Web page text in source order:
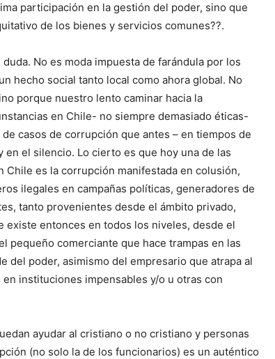
participación en la gestión del poder, sino que
de los bienes y servicios comunes??.
No es moda impuesta de farándula por los
hecho social tanto local como ahora global. No
porque nuestro lento caminar hacia la
en Chile- no siempre demasiado éticas-
casos de corrupción que antes – en tiempos de
el silencio. Lo cierto es que hoy una de las
es la corrupción manifestada en colusión,
ilegales en campañas políticas, generadores de
tanto provenientes desde el ámbito privado,
entonces en todos los niveles, desde el
pequeño comerciante que hace trampas en las
del poder, asimismo del empresario que atrapa al
instituciones impensables y/o u otras con
ayudar al cristiano o no cristiano y personas
(no solo la de los funcionarios) es un auténtico